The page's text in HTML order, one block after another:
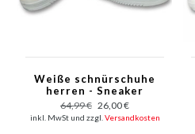
Weiße schnürschuhe
herren - Sneaker
männer Luxury White
- CMS71
64,99 € 26,00 €
inkl. MwSt und zzgl. Versandkosten